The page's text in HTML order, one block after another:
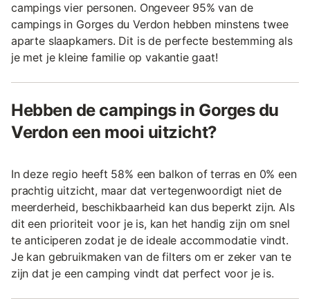
campings vier personen. Ongeveer 95% van de
campings in Gorges du Verdon hebben minstens twee
aparte slaapkamers. Dit is de perfecte bestemming als
je met je kleine familie op vakantie gaat!
Hebben de campings in Gorges du
Verdon een mooi uitzicht?
In deze regio heeft 58% een balkon of terras en 0% een
prachtig uitzicht, maar dat vertegenwoordigt niet de
meerderheid, beschikbaarheid kan dus beperkt zijn. Als
dit een prioriteit voor je is, kan het handig zijn om snel
te anticiperen zodat je de ideale accommodatie vindt.
Je kan gebruikmaken van de filters om er zeker van te
zijn dat je een camping vindt dat perfect voor je is.